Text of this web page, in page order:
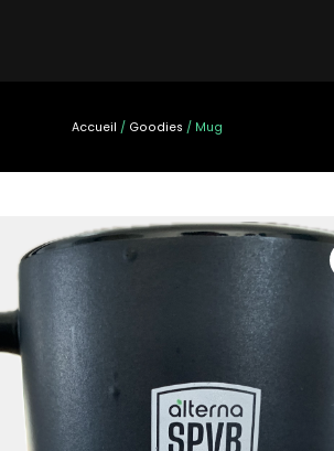
Accueil / Goodies / Mug